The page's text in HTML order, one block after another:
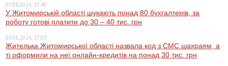
07.08.2026, 17:40
У Житомирській області шукають понад 80 бухгалтерів, за
роботу готові платити до 30 – 40 тис. грн
07.08.2026, 17:02
Жителька Житомирської області назвала код з СМС шахраям, а
ті оформили на неї онлайн-кредитів на понад 30 тис. грн